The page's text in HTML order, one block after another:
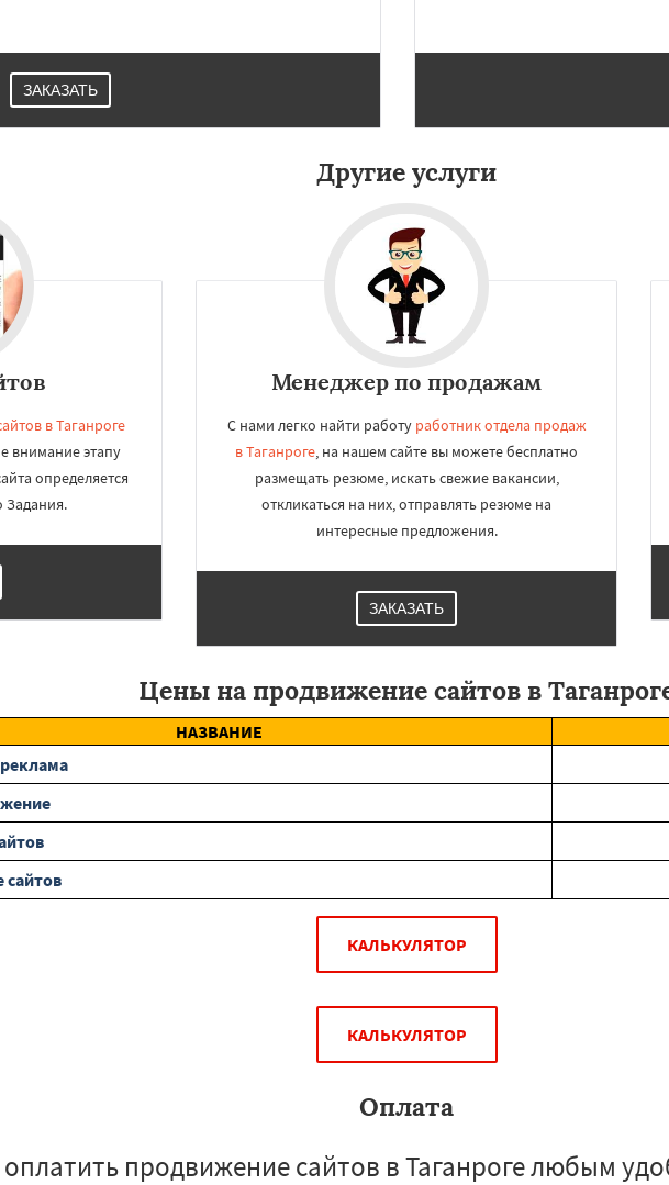
Комсомольск-на-Амуре Нижнекамск
Нальчик Шахты
Благовещенск
ЗАКАЗАТЬ
Другие услуги
в Таганроге
внимание этапу
определяется
Задания.
Менеджер по продажам
С нами легко найти работу работник отдела продаж
в Таганроге, на нашем сайте вы можете бесплатно
размещать резюме, искать свежие вакансии,
откликаться на них, отправлять резюме на
интересные предложения.
ЗАКАЗАТЬ
Цены на продвижение сайтов в
НАЗВАНИЕ
КАЛЬКУЛЯТОР
КАЛЬКУЛЯТОР
Оплата
продвижение сайтов в Таганроге любым